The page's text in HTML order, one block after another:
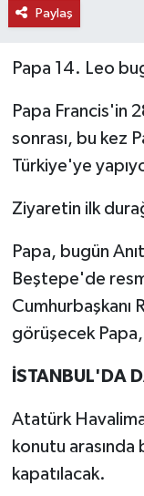
Paylaş
Papa 14. Leo
Papa Francis'in
sonrası, bu kez
Türkiye'ye
Ziyaretin ilk
Papa, bugün
Beştepe'de
Cumhurbaşkanı
görüşecek
İSTANBUL'DA
Atatürk
konutu
kapatılacak.